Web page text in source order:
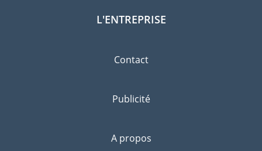
L'ENTREPRISE
Contact
Publicité
A propos